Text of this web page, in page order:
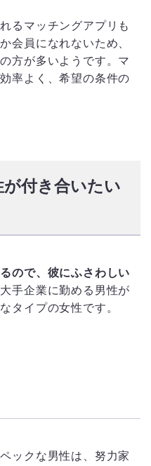
るマッチングアプリも
会員になれないため、
方が多いようです。マ
率よく、希望の条件の
付き合いたい
ので、彼にふさわしい
大手企業に勤める男性が
タイプの女性です。
ックな男性は、努力家